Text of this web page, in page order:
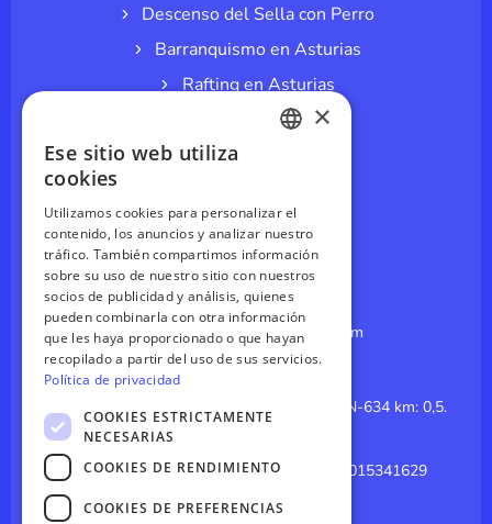
Descenso del Sella con Perro
Barranquismo en Asturias
Rafting en Asturias
Espeleología en cuevas
Espeleobarranquismo
Splatmaster
Paintball en Asturias
CONTÁCTANOS
reservas@canoasdelsella.com
985 84 14 64
El Merediz (Coviella, Cangas de Onis). CN-634 km: 0,5.
Arriondas, Asturias 33547
GPS: 43.3926035308325, -5.180260015341629
I
Y
×
Ese sitio web utiliza
cookies
Utilizamos cookies para personalizar el
contenido, los anuncios y analizar nuestro
tráfico. También compartimos información
sobre su uso de nuestro sitio con nuestros
socios de publicidad y análisis, quienes
pueden combinarla con otra información
que les haya proporcionado o que hayan
recopilado a partir del uso de sus servicios.
Política de privacidad
COOKIES ESTRICTAMENTE
NECESARIAS
COOKIES DE RENDIMIENTO
COOKIES DE PREFERENCIAS